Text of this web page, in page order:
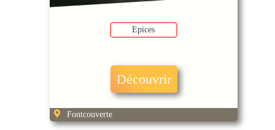
Epices
Découvrir
Fontcouverte